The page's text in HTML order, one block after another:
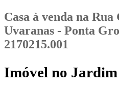
Casa à venda na
Uvaranas - Ponta
2170215.001
Imóvel no